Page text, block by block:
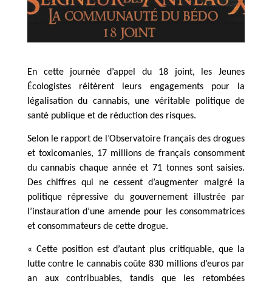
En cette journée d’appel du 18 joint, les Jeunes
Écologistes réitèrent leurs engagements pour la
légalisation du cannabis, une véritable politique de
santé publique et de réduction des risques.
Selon le rapport de l’Observatoire français des drogues
et toxicomanies, 17 millions de français consomment
du cannabis chaque année et 71 tonnes sont saisies.
Des chiffres qui ne cessent d’augmenter malgré la
politique répressive du gouvernement illustrée par
l’instauration d’une amende pour les consommatrices
et consommateurs de cette drogue.
« Cette position est d’autant plus critiquable, que la
lutte contre le cannabis coûte 830 millions d’euros par
an aux contribuables, tandis que les retombées